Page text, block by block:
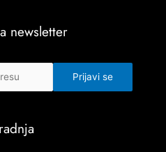
newsletter